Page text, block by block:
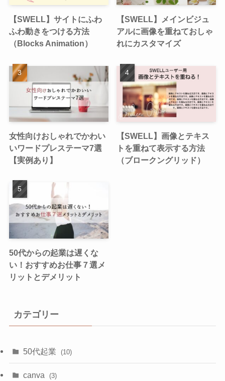
【SWELL】サイトにふわ
ふわ動きをつける方法
（Blocks Animation）
【SWELL】メインビジュ
アルに画像を重ねておしゃ
れにカスタマイズ
女性向けおしゃれでかわい
いワードプレステーマ7選
【実例あり】
【SWELL】画像とテキス
トを重ねて表示する方法
（ブロークングリッド）
50代からの起業は遅くな
い！おすすめお仕事７選メ
リットとデメリット
カテゴリー
50代起業 (10)
canva (3)